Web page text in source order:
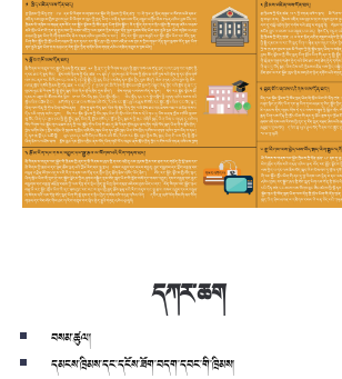
དཀར་ཆག
བསམ་ཚུལ།
དམངས་ཁྲིམས་དང་དངོས་ཟོག་བདག་དབང་གི་ཁྲིམས།